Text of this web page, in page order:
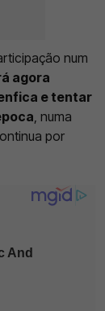
num
agora
e tentar
, numa
por